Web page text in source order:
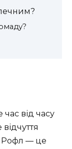
від часу
Рофл — це